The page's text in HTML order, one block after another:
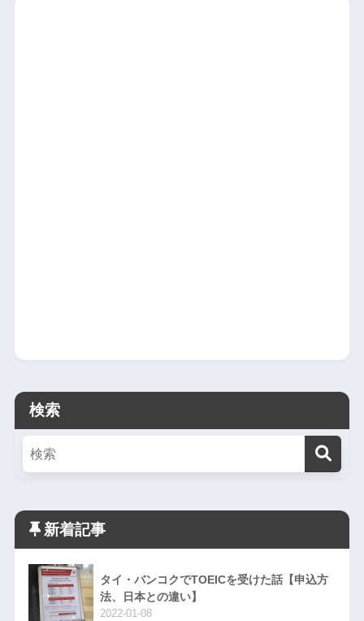
検索
新着記事
タイ・バンコクでTOEICを受けた話【申込方
法、日本との違い】
2022-01-08